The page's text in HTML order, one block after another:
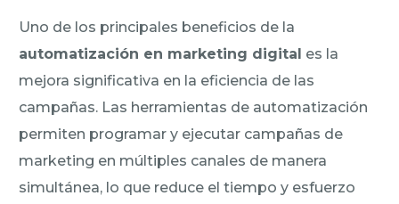
Uno de los principales beneficios de la
automatización en marketing digital es la
mejora significativa en la eficiencia de las
campañas. Las herramientas de automatización
permiten programar y ejecutar campañas de
marketing en múltiples canales de manera
simultánea, lo que reduce el tiempo y esfuerzo